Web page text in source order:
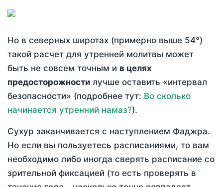
Но в северных широтах (примерно выше 54°)
такой расчет для утренней молитвы может
быть не совсем точным и в целях
предосторожности лучше оставить «интервал
безопасности» (подробнее тут: Во сколько
начинается утренний намаз?).
Сухур заканчивается с наступлением Фаджра.
Но если вы пользуетесь расписаниями, то вам
необходимо либо иногда сверять расписание со
зрительной фиксацией (то есть проверять в